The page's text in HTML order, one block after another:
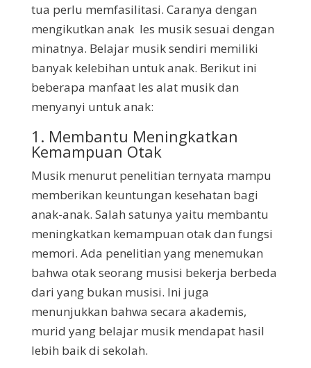
tua perlu memfasilitasi. Caranya dengan
mengikutkan anak les musik sesuai dengan
minatnya. Belajar musik sendiri memiliki
banyak kelebihan untuk anak. Berikut ini
beberapa manfaat les alat musik dan
menyanyi untuk anak:
1. Membantu Meningkatkan
Kemampuan Otak
Musik menurut penelitian ternyata mampu
memberikan keuntungan kesehatan bagi
anak-anak. Salah satunya yaitu membantu
meningkatkan kemampuan otak dan fungsi
memori. Ada penelitian yang menemukan
bahwa otak seorang musisi bekerja berbeda
dari yang bukan musisi. Ini juga
menunjukkan bahwa secara akademis,
murid yang belajar musik mendapat hasil
lebih baik di sekolah.